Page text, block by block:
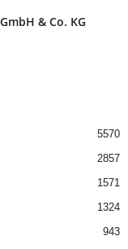
& Co. KG
5570
2857
1571
1324
943